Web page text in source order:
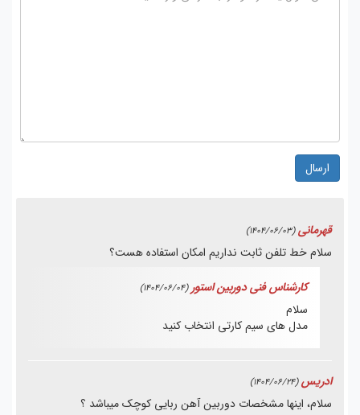
ارسال
قهرمانی (1404/06/03)
سلام خط تلفن ثابت نداریم امکان استفاده هست؟
کارشناس فنی دوربین استور (1404/06/04)
سلام
مدل های سیم کارتی انتخاب کنید
ادریس(1404/06/24)
سلام، اینها مشخصات دوربین آهن ربایی کوچک میباشد ؟